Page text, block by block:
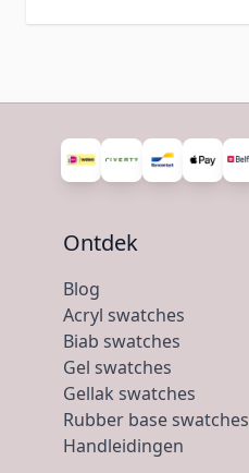
Ontdek
Blog
Acryl swatches
Biab swatches
Gel swatches
Gellak swatches
Rubber base swatches
Handleidingen